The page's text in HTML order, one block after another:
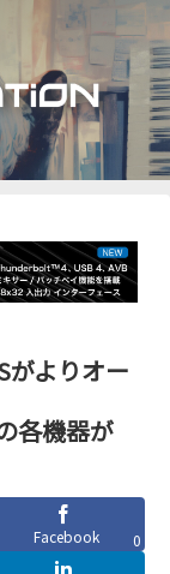
がよりオー
各機器が
Facebook 0